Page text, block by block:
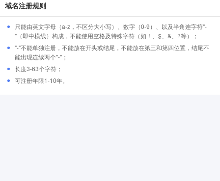
域名注册规则
只能由英文字母（a-z，不区分大小写）、数字（0-9）、以及半角连字符"-
"（即中横线）构成，不能使用空格及特殊字符（如！、$、&、?等）；
"-"不能单独注册，不能放在开头或结尾，不能放在第三和第四位置，结尾不
能出现连续两个"-"；
长度3-63个字符；
可注册年限1-10年。